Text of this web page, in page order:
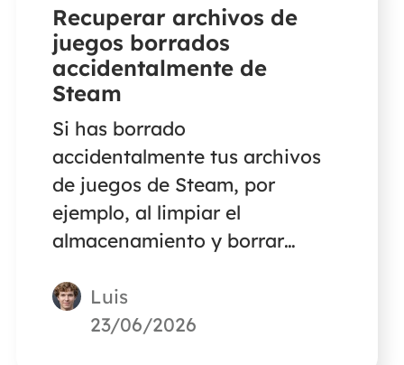
Recuperar archivos de
juegos borrados
accidentalmente de
Steam
Si has borrado
accidentalmente tus archivos
de juegos de Steam, por
ejemplo, al limpiar el
almacenamiento y borrar
juegos, ¡no te preocupes! Este
artículo te explicará formas
Luis
23/06/2026